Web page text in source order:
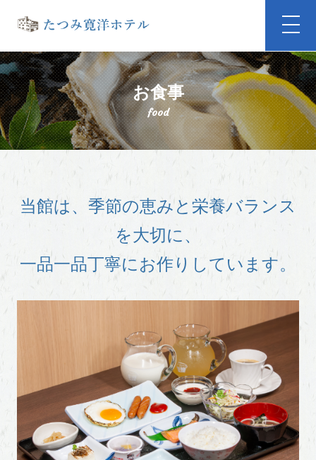
お食事
food
当館は、季節の恵みと栄養バランス
を大切に、
一品一品丁寧にお作りしています。